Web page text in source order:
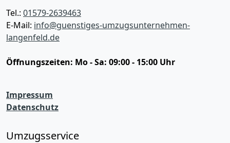
Tel.: 01579-2639463
E-Mail: info@guenstiges-umzugsunternehmen-
langenfeld.de
Öffnungszeiten: Mo - Sa: 09:00 - 15:00 Uhr
Impressum
Datenschutz
Umzugsservice